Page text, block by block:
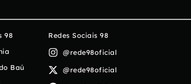
98
Baú
Redes Sociais 98
@rede98oficial
@rede98oficial